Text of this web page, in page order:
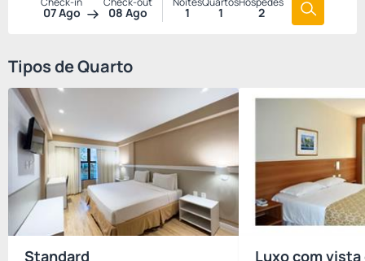
07 Ago 08 Ago 1 1 2
Tipos de Quarto
Standard Luxo com vista